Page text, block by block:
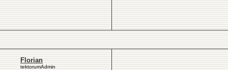
Florian
tektorumAdmin